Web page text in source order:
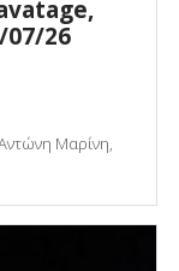
07/26
Μαρίνη,